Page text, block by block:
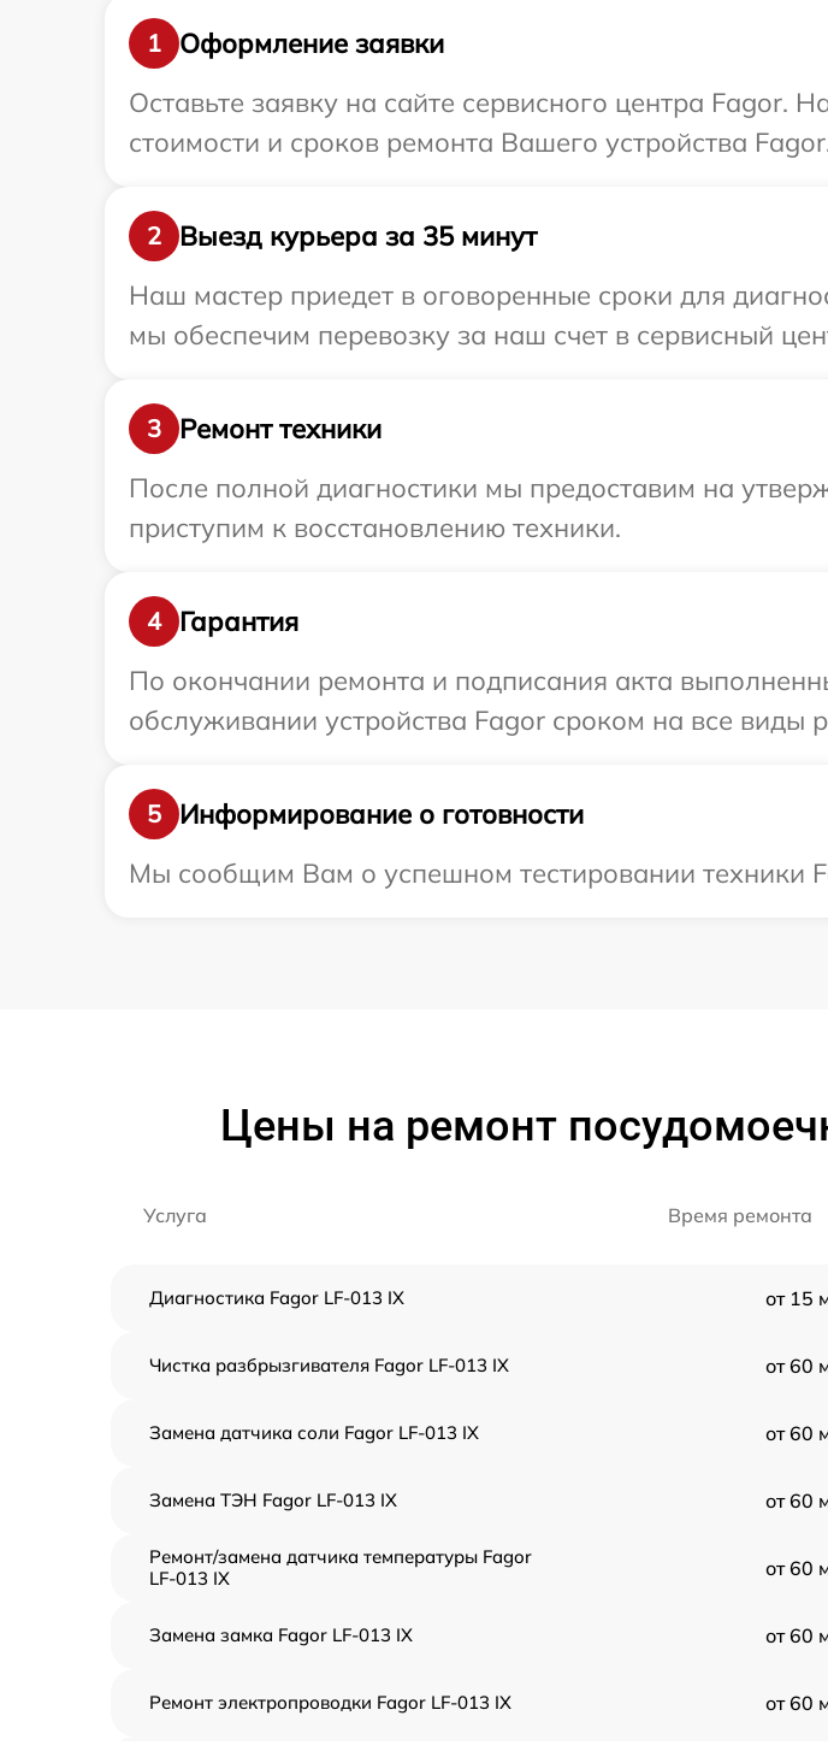
1
Оформление заявки
Оставьте заявку на сайте сервисного центра
стоимости и сроков ремонта Вашего устройства
2
Выезд курьера за 35 минут
Наш мастер приедет в оговоренные сроки для
мы обеспечим перевозку за наш счет в сервисный
3
Ремонт техники
После полной диагностики мы предоставим на
приступим к восстановлению техники.
4
Гарантия
По окончании ремонта и подписания акта
обслуживании устройства Fagor сроком на все виды
5
Информирование о готовности
Мы сообщим Вам о успешном тестировании техники
Цены на ремонт
Услуга Время ремонта
Диагностика Fagor LF-013 IX от 15
Чистка разбрызгивателя Fagor LF-013 IX от 60
Замена датчика соли Fagor LF-013 IX от 60
Замена ТЭН Fagor LF-013 IX от 60
Ремонт/замена датчика температуры Fagor
LF-013 IX
от 60
Замена замка Fagor LF-013 IX от 60
Ремонт электропроводки Fagor LF-013 IX от 60